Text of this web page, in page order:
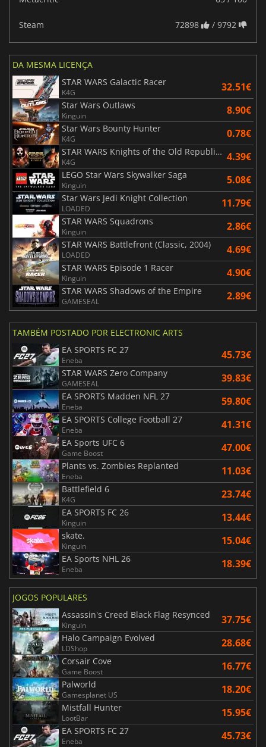
Steam 72898 / 9792
DA MESMA LICENÇA
STAR WARS Galactic Racer
K4G 32.51€
Star Wars Outlaws
Kinguin 8.90€
Star Wars Bounty Hunter
K4G 0.78€
STAR WARS Knights of the Old Republic Bundle
K4G 4.39€
LEGO Star Wars Skywalker Saga
Kinguin 5.08€
Star Wars Jedi Knight Collection
LOADED 11.79€
STAR WARS Squadrons
Kinguin 2.86€
STAR WARS Battlefront (Classic, 2004)
LOADED 4.69€
STAR WARS Episode 1 Racer
Kinguin 4.90€
STAR WARS Shadows of the Empire
GAMESEAL 2.89€
TAMBÉM POSTADO POR ELECTRONIC ARTS
EA SPORTS FC 27
Eneba 45.73€
STAR WARS Zero Company
GAMESEAL 39.83€
EA SPORTS Madden NFL 27
Eneba 59.80€
EA SPORTS College Football 27
Eneba 41.31€
EA Sports UFC 6
Game Boost 47.00€
Plants vs. Zombies Replanted
Eneba 11.03€
Battlefield 6
K4G 23.74€
EA SPORTS FC 26
Kinguin 13.44€
skate.
Kinguin 15.04€
EA Sports NHL 26
Eneba 18.39€
JOGOS POPULARES
Assassin's Creed Black Flag Resynced
Kinguin 37.75€
Halo Campaign Evolved
LDShop 28.68€
Corsair Cove
Game Boost 16.77€
Palworld
Gamesplanet US 18.20€
Mistfall Hunter
LootBar 15.95€
EA SPORTS FC 27
Eneba 45.73€